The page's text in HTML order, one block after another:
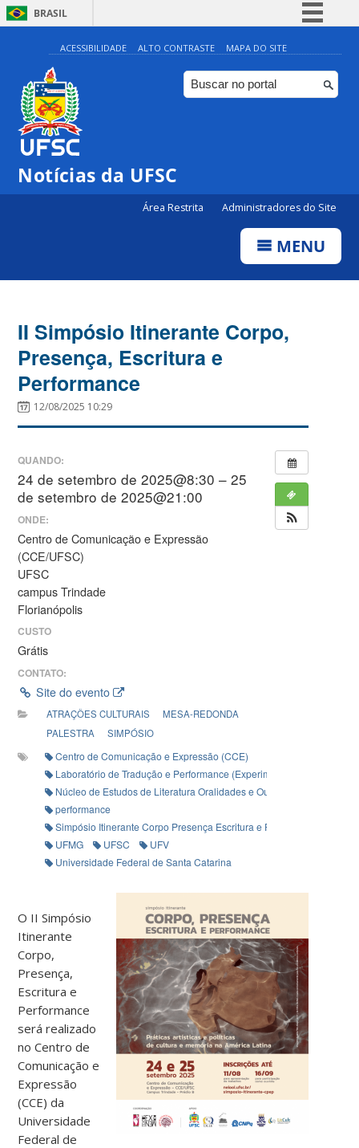
BRASIL
Simplifique!
Comunica BR
Participe
ACESSIBILIDADE ALTO CONTRASTE MAPA DO SITE
Notícias da UFSC
Área Restrita Administradores do Site
MENU
II Simpósio Itinerante Corpo,
Presença, Escritura e
Performance
12/08/2025 10:29
QUANDO:
24 de setembro de 2025@8:30 – 25
de setembro de 2025@21:00
ONDE:
Centro de Comunicação e Expressão
(CCE/UFSC)
UFSC
campus Trindade
Florianópolis
CUSTO
Grátis
CONTATO:
Site do evento
ATRAÇÕES CULTURAIS
MESA-REDONDA
PALESTRA
SIMPÓSIO
Centro de Comunicação e Expressão (CCE)
Laboratório de Tradução e Performance (Experimentextos)
Núcleo de Estudos de Literatura Oralidades e Outras Linguagens
performance
Simpósio Itinerante Corpo Presença Escritura e Performance
UFMG
UFSC
UFV
Universidade Federal de Santa Catarina
O II Simpósio
Itinerante
Corpo,
Presença,
Escritura e
Performance
será realizado
no Centro de
Comunicação e
Expressão
(CCE) da
Universidade
Federal de